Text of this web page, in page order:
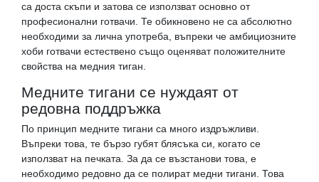
са доста скъпи и затова се използват основно от
професионални готвачи. Те обикновено не са абсолютно
необходими за лична употреба, въпреки че амбициозните
хоби готвачи естествено също оценяват положителните
свойства на медния тиган.
Медните тигани се нуждаят от
редовна поддръжка
По принцип медните тигани са много издръжливи.
Въпреки това, те бързо губят блясъка си, когато се
използват на печката. За да се възстанови това, е
необходимо редовно да се полират медни тигани. Това